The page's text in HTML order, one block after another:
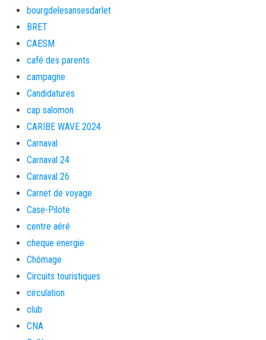
bourgdelesansesdarlet
BRET
CAESM
café des parents
campagne
Candidatures
cap salomon
CARIBE WAVE 2024
Carnaval
Carnaval 24
Carnaval 26
Carnet de voyage
Case-Pilote
centre aéré
cheque energie
Chômage
Circuits touristiques
circulation
club
CNA